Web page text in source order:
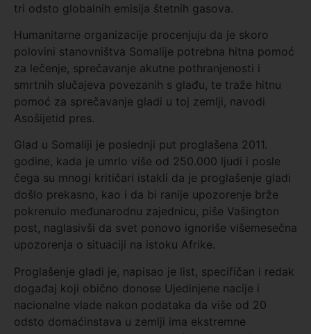
tri odsto globalnih emisija štetnih gasova.
Humanitarne organizacije procenjuju da je skoro
polovini stanovništva Somalije potrebna hitna pomoć
za lečenje, sprečavanje akutne pothranjenosti i
smrtnih slučajeva povezanih s glađu, te traže hitnu
pomoć za sprečavanje gladi u toj zemlji, navodi
Asošijetid pres.
Glad u Somaliji je poslednji put proglašena 2011.
godine, kada je umrlo više od 250.000 ljudi i posle
čega su mnogi kritičari istakli da je proglašenje gladi
došlo prekasno, kao i da bi ranije upozorenje brže
pokrenulo međunarodnu zajednicu, piše Vašington
post, naglasivši da svet ponovo ignoriše višemesečna
upozorenja o situaciji na istoku Afrike.
Proglašenje gladi je, napisao je list, specifičan i redak
događaj koji obično donose Ujedinjene nacije i
nacionalne vlade nakon podataka da više od 20
odsto domaćinstava u zemlji ima ekstremne